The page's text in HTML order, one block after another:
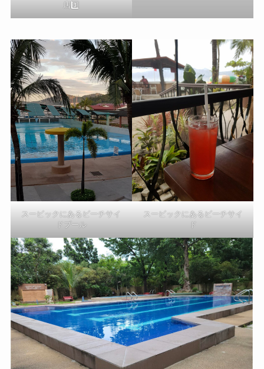
店3️⃣
スービックにあるビーチサイ
ドプール
スービックにあるビーチサイ
ド